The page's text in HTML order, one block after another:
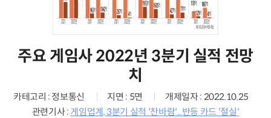
주요 게임사 2022년 3분기 실적 전망
치
카테고리 : 정보통신 지면 : 5면
개제일자 : 2022.10.25
관련기사 : 게임업계, 3분기 실적 '찬바람'...반등 카드 '절실'